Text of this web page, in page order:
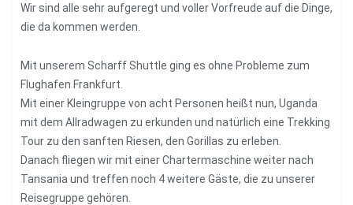
Wir sind alle sehr aufgeregt und voller Vorfreude auf die Dinge,
die da kommen werden.
Mit unserem Scharff Shuttle ging es ohne Probleme zum
Flughafen Frankfurt.
Mit einer Kleingruppe von acht Personen heißt nun, Uganda
mit dem Allradwagen zu erkunden und natürlich eine Trekking
Tour zu den sanften Riesen, den Gorillas zu erleben.
Danach fliegen wir mit einer Chartermaschine weiter nach
Tansania und treffen noch 4 weitere Gäste, die zu unserer
Reisegruppe gehören.